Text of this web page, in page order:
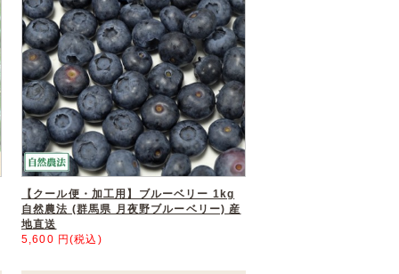
【クール便・加工用】ブルーベリー 1kg
自然農法 (群馬県 月夜野ブルーベリー) 産
地直送
5,600 円(税込)